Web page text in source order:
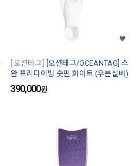
오션테그
[오션테그/OCEANTAG] 스
완 프리다이빙 숏핀 화이트 (우븐실버)
390,000원